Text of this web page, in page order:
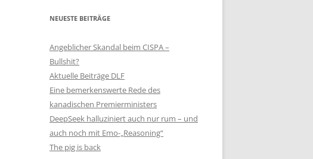
NEUESTE BEITRÄGE
Angeblicher Skandal beim CISPA –
Bullshit?
Aktuelle Beiträge DLF
Eine bemerkenswerte Rede des
kanadischen Premierministers
DeepSeek halluziniert auch nur rum – und
auch noch mit Emo-„Reasoning“
The pig is back